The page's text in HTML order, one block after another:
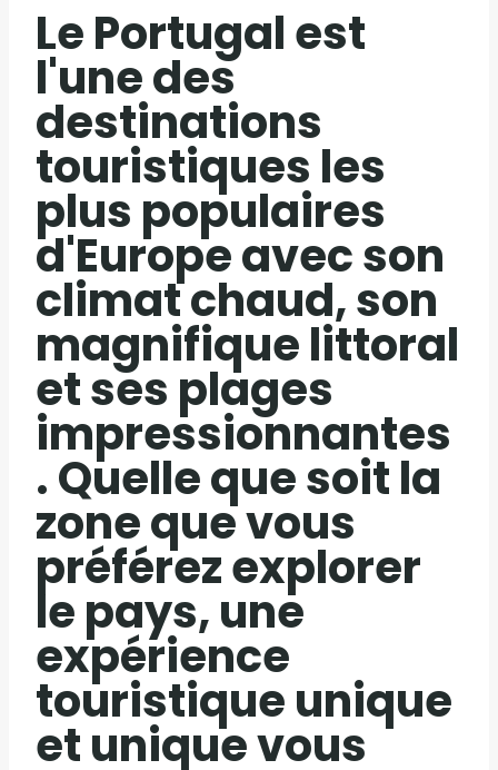
Le Portugal est
l'une des
destinations
touristiques les
plus populaires
d'Europe avec son
climat chaud, son
magnifique littoral
et ses plages
impressionnantes
. Quelle que soit la
zone que vous
préférez explorer
le pays, une
expérience
touristique unique
et unique vous